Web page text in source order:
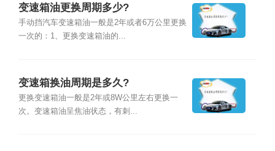
变速箱油更换周期多少?
手动挡汽车变速箱油一般是2年或者6万公里更换
一次的：1、更换变速箱油的...
变速箱换油周期是多久?
更换变速箱油一般是2年或8W公里左右更换一
次。变速箱油呈焦油状态，有刺...